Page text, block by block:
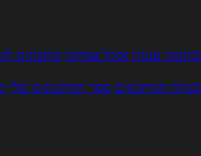
מתכוני עוגות אוכל צמחוני מתכונים
מנתח המתכונים ספר המתכונים שלי